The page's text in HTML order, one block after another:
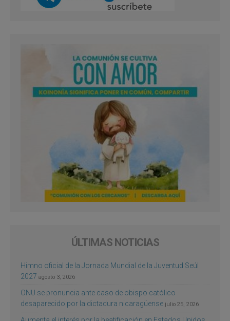
ÚLTIMAS NOTICIAS
Himno oficial de la Jornada Mundial de la Juventud Seúl
2027 agosto 3, 2026
ONU se pronuncia ante caso de obispo católico
desaparecido por la dictadura nicaragüense julio 25, 2026